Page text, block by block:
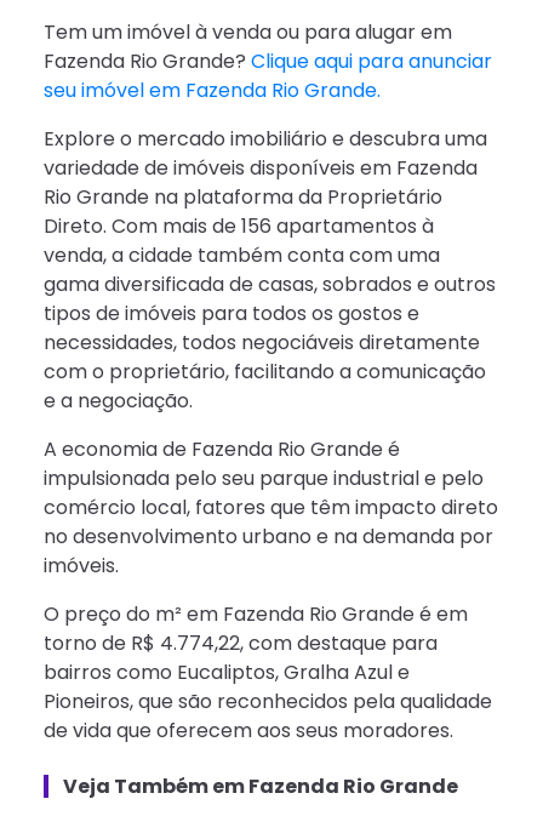
Tem um imóvel à venda ou para alugar em
Fazenda Rio Grande? Clique aqui para anunciar
seu imóvel em Fazenda Rio Grande.
Explore o mercado imobiliário e descubra uma
variedade de imóveis disponíveis em Fazenda
Rio Grande na plataforma da Proprietário
Direto. Com mais de 156 apartamentos à
venda, a cidade também conta com uma
gama diversificada de casas, sobrados e outros
tipos de imóveis para todos os gostos e
necessidades, todos negociáveis diretamente
com o proprietário, facilitando a comunicação
e a negociação.
A economia de Fazenda Rio Grande é
impulsionada pelo seu parque industrial e pelo
comércio local, fatores que têm impacto direto
no desenvolvimento urbano e na demanda por
imóveis.
O preço do m² em Fazenda Rio Grande é em
torno de R$ 4.774,22, com destaque para
bairros como Eucaliptos, Gralha Azul e
Pioneiros, que são reconhecidos pela qualidade
de vida que oferecem aos seus moradores.
Veja Também em Fazenda Rio Grande